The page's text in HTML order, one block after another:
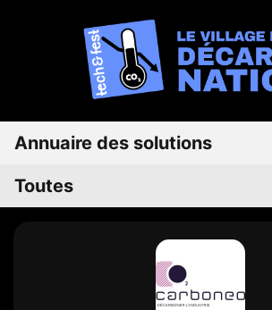
Annuaire des solutions
Toutes